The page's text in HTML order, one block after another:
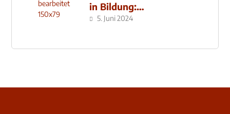
in Bildung:
Schulzentrum-Neubau
5. Juni 2024